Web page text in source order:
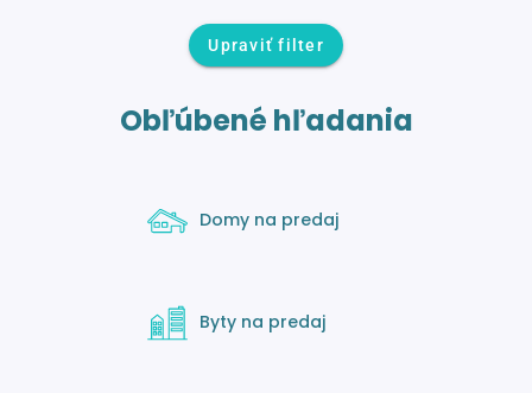
Upraviť filter
Obľúbené hľadania
Domy na predaj
Byty na predaj